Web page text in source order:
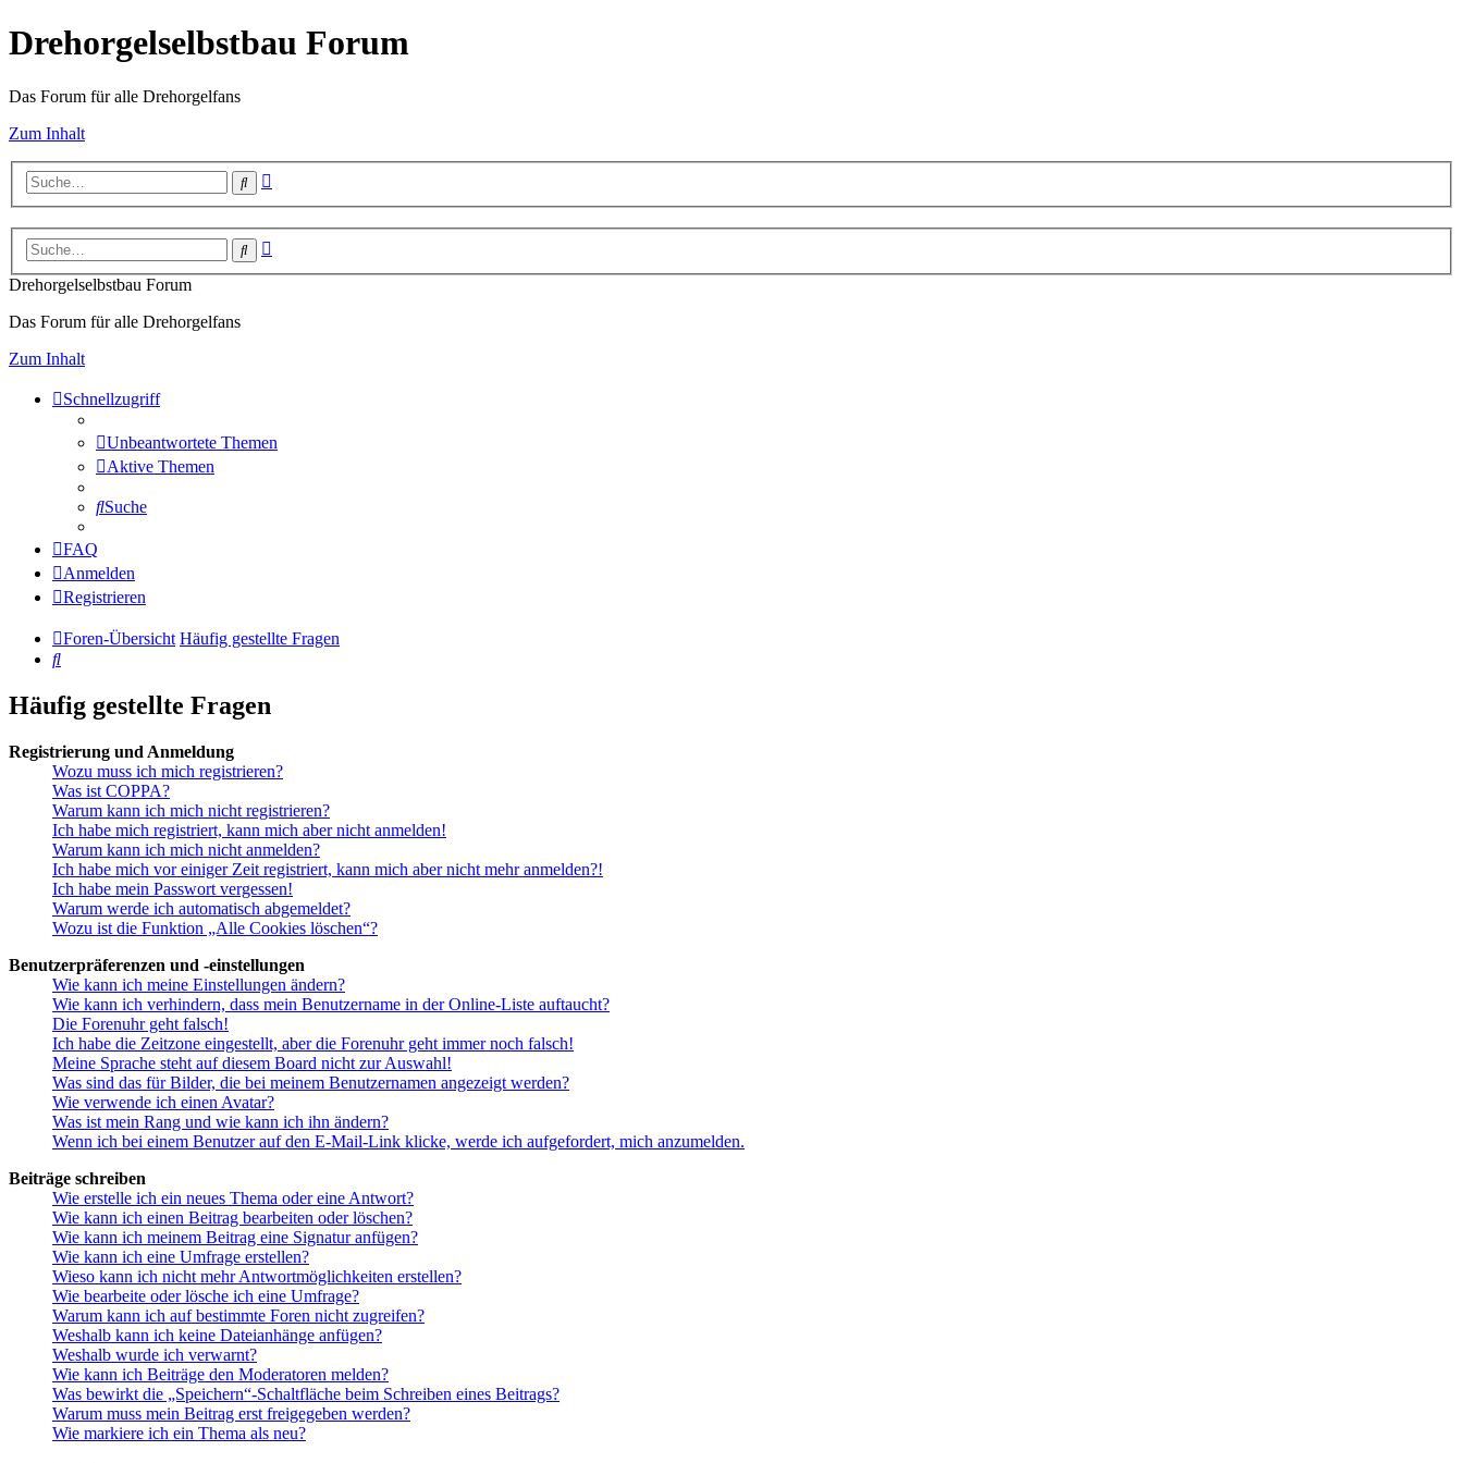
Drehorgelselbstbau Forum
Das Forum für alle Drehorgelfans
Zum Inhalt
Suche
Suche
Drehorgelselbstbau Forum
Das Forum für alle Drehorgelfans
Zum Inhalt
Schnellzugriff
Unbeantwortete Themen
Aktive Themen
Suche
FAQ
Anmelden
Registrieren
Foren-Übersicht Häufig gestellte Fragen
Suche
Häufig gestellte Fragen
Registrierung und Anmeldung
Wozu muss ich mich registrieren?
Was ist COPPA?
Warum kann ich mich nicht registrieren?
Ich habe mich registriert, kann mich aber nicht anmelden!
Warum kann ich mich nicht anmelden?
Ich habe mich vor einiger Zeit registriert, kann mich aber nicht mehr anmelden?!
Ich habe mein Passwort vergessen!
Warum werde ich automatisch abgemeldet?
Wozu ist die Funktion „Alle Cookies löschen“?
Benutzerpräferenzen und -einstellungen
Wie kann ich meine Einstellungen ändern?
Wie kann ich verhindern, dass mein Benutzername in der Online-Liste auftaucht?
Die Forenuhr geht falsch!
Ich habe die Zeitzone eingestellt, aber die Forenuhr geht immer noch falsch!
Meine Sprache steht auf diesem Board nicht zur Auswahl!
Was sind das für Bilder, die bei meinem Benutzernamen angezeigt werden?
Wie verwende ich einen Avatar?
Was ist mein Rang und wie kann ich ihn ändern?
Wenn ich bei einem Benutzer auf den E-Mail-Link klicke, werde ich aufgefordert, mich anzumelden.
Beiträge schreiben
Wie erstelle ich ein neues Thema oder eine Antwort?
Wie kann ich einen Beitrag bearbeiten oder löschen?
Wie kann ich meinem Beitrag eine Signatur anfügen?
Wie kann ich eine Umfrage erstellen?
Wieso kann ich nicht mehr Antwortmöglichkeiten erstellen?
Wie bearbeite oder lösche ich eine Umfrage?
Warum kann ich auf bestimmte Foren nicht zugreifen?
Weshalb kann ich keine Dateianhänge anfügen?
Weshalb wurde ich verwarnt?
Wie kann ich Beiträge den Moderatoren melden?
Was bewirkt die „Speichern“-Schaltfläche beim Schreiben eines Beitrags?
Warum muss mein Beitrag erst freigegeben werden?
Wie markiere ich ein Thema als neu?